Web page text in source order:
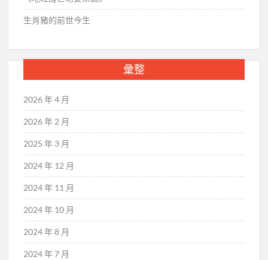
生肖豬的前世今生
彙整
2026 年 4 月
2026 年 2 月
2025 年 3 月
2024 年 12 月
2024 年 11 月
2024 年 10 月
2024 年 8 月
2024 年 7 月